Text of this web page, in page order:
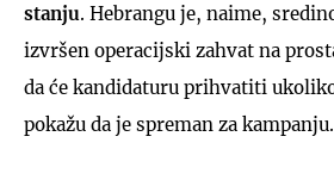
stanju. Hebrangu je, naime,
izvršen operacijski zahvat na
da će kandidaturu prihvatiti
pokažu da je spreman za kampanju.